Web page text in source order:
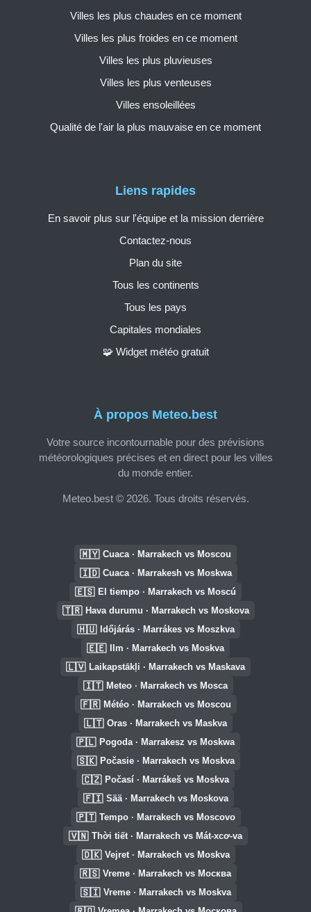
À propos Meteo.best
Votre source incontournable pour des prévisions
météorologiques précises et en direct pour les villes
du monde entier.
Meteo.best © 2026. Tous droits réservés.
Liens rapides
En savoir plus sur l'équipe et la mission derrière
Contactez-nous
Plan du site
Tous les continents
Tous les pays
Capitales mondiales
🧩 Widget météo gratuit
Villes les plus chaudes en ce moment
Villes les plus froides en ce moment
Villes les plus pluvieuses
Villes les plus venteuses
Villes ensoleillées
Qualité de l'air la plus mauvaise en ce moment
🇲🇾 Cuaca · Marrakech vs Moscou
🇮🇩 Cuaca · Marrakesh vs Moskwa
🇪🇸 El tiempo · Marrakech vs Moscú
🇹🇷 Hava durumu · Marrakech vs Moskova
🇭🇺 Időjárás · Marrákes vs Moszkva
🇪🇪 Ilm · Marrakech vs Moskva
🇱🇻 Laikapstākļi · Marrakech vs Maskava
🇮🇹 Meteo · Marrakech vs Mosca
🇫🇷 Météo · Marrakech vs Moscou
🇱🇹 Oras · Marrakech vs Maskva
🇵🇱 Pogoda · Marrakesz vs Moskwa
🇸🇰 Počasie · Marrakech vs Moskva
🇨🇿 Počasí · Marrákeš vs Moskva
🇫🇮 Sää · Marrakech vs Moskova
🇵🇹 Tempo · Marrakech vs Moscovo
🇻🇳 Thời tiết · Marrakech vs Mát-xcơ-va
🇩🇰 Vejret · Marrakech vs Moskva
🇷🇸 Vreme · Marrakech vs Москва
🇸🇮 Vreme · Marrakech vs Moskva